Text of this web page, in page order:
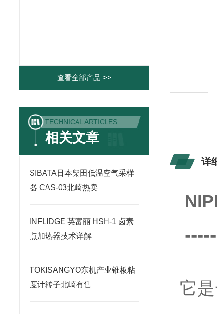
查看全部产品 >>
TECHNICAL ARTICLES
相关文章
SIBATA日本柴田低温空气采样
器 CAS-03北崎热卖
INFLIDGE 英富丽 HSH-1 卤素
点加热器技术详解
TOKISANGYO东机产业锥板粘
度计转子北崎有售
详
它